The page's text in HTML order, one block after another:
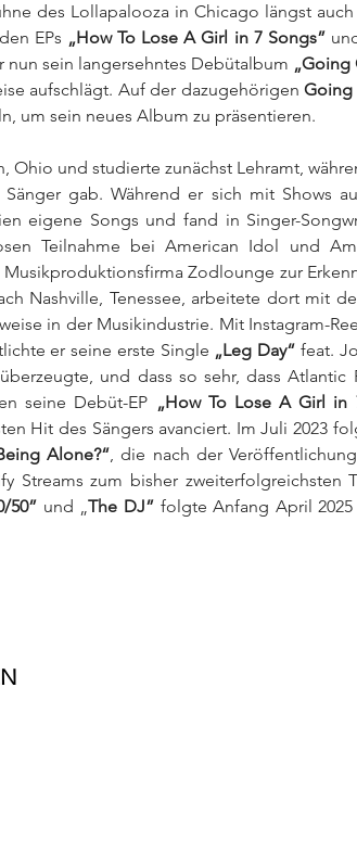
des Lollapalooza in Chicago längst
EPs „How To Lose A Girl in 7 Songs”
nun sein langersehntes Debütalbum „Going
aufschlägt. Auf der dazugehörigen Going
um sein neues Album zu präsentieren.
Ohio und studierte zunächst Lehramt,
gab. Während er sich mit Shows
eigene Songs und fand in Singer-
Teilnahme bei American Idol und
Zodlounge zur
Nashville, Tenessee, arbeitete dort mit
in der Musikindustrie. Mit Instagram-
er seine erste Single „Leg Day“ feat.
und dass so sehr, dass Atlantic
seine Debüt-EP „How To Lose A Girl in
Hit des Sängers avanciert. Im Juli 2023
Alone?“, die nach der
Streams zum bisher zweiterfolgreichsten
50” und „The DJ” folgte Anfang April